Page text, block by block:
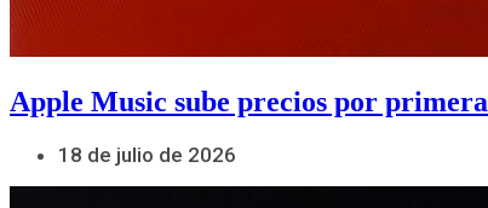
Apple Music sube precios por primera
18 de julio de 2026